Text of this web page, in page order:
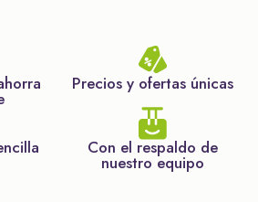
Precios y ofertas únicas
Con el respaldo de
nuestro equipo